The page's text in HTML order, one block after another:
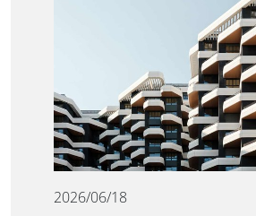
2026/06/18